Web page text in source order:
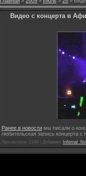
Видео с концерта в
Ранее в новости мы писали о
любительская запись концерта
Просмотров : 2246 | Добавил: